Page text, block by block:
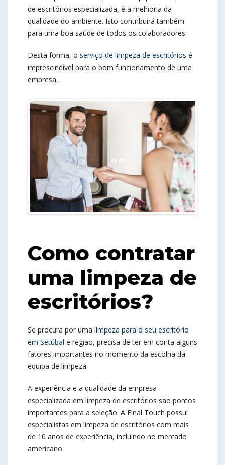
de escritórios especializada, é a melhoria da
qualidade do ambiente. Isto contribuirá também
para uma boa saúde de todos os colaboradores.
Desta forma, o serviço de limpeza de escritórios é
imprescindível para o bom funcionamento de uma
empresa.
Como contratar
uma limpeza de
escritórios?
Se procura por uma limpeza para o seu escritório
em Setúbal e região, precisa de ter em conta alguns
fatores importantes no momento da escolha da
equipa de limpeza.
A experiência e a qualidade da empresa
especializada em limpeza de escritórios são pontos
importantes para a seleção. A Final Touch possui
especialistas em limpeza de escritórios com mais
de 10 anos de experiência, incluindo no mercado
americano.